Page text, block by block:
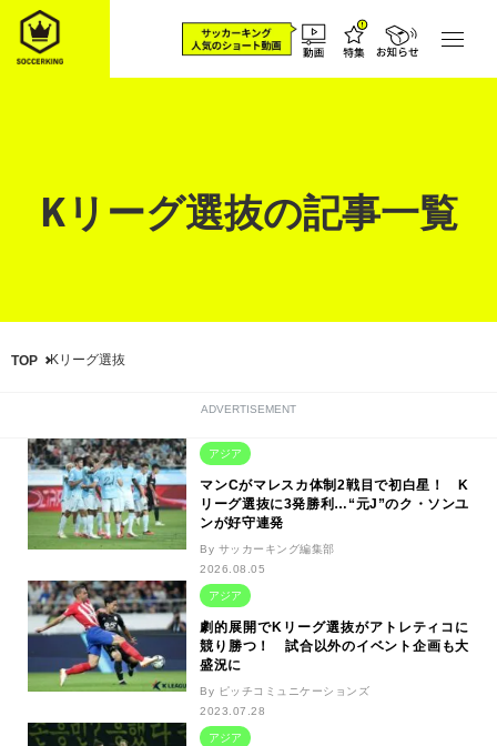
Kリーグ選抜の記事一覧
TOP Kリーグ選抜
ADVERTISEMENT
アジア
マンCがマレスカ体制2戦目で初白星！ K
リーグ選抜に3発勝利…“元J”のク・ソンユ
ンが好守連発
By サッカーキング編集部
2026.08.05
アジア
劇的展開でKリーグ選抜がアトレティコに
競り勝つ！ 試合以外のイベント企画も大
盛況に
By ピッチコミュニケーションズ
2023.07.28
アジア